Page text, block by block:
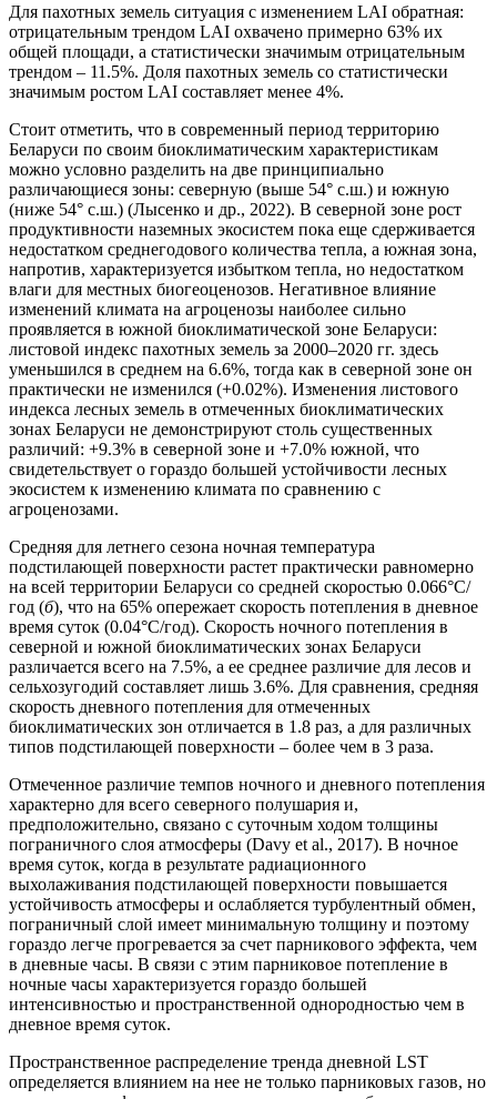
Для пахотных земель ситуация с изменением LAI обратная:
отрицательным трендом LAI охвачено примерно 63% их
общей площади, а статистически значимым отрицательным
трендом – 11.5%. Доля пахотных земель со статистически
значимым ростом LAI составляет менее 4%.
Стоит отметить, что в современный период территорию
Беларуси по своим биоклиматическим характеристикам
можно условно разделить на две принципиально
различающиеся зоны: северную (выше 54° с.ш.) и южную
(ниже 54° с.ш.) (Лысенко и др., 2022). В северной зоне рост
продуктивности наземных экосистем пока еще сдерживается
недостатком среднегодового количества тепла, а южная зона,
напротив, характеризуется избытком тепла, но недостатком
влаги для местных биогеоценозов. Негативное влияние
изменений климата на агроценозы наиболее сильно
проявляется в южной биоклиматической зоне Беларуси:
листовой индекс пахотных земель за 2000–2020 гг. здесь
уменьшился в среднем на 6.6%, тогда как в северной зоне он
практически не изменился (+0.02%). Изменения листового
индекса лесных земель в отмеченных биоклиматических
зонах Беларуси не демонстрируют столь существенных
различий: +9.3% в северной зоне и +7.0% южной, что
свидетельствует о гораздо большей устойчивости лесных
экосистем к изменению климата по сравнению с
агроценозами.
Средняя для летнего сезона ночная температура
подстилающей поверхности растет практически равномерно
на всей территории Беларуси со средней скоростью 0.066°C/
год (б), что на 65% опережает скорость потепления в дневное
время суток (0.04°С/год). Скорость ночного потепления в
северной и южной биоклиматических зонах Беларуси
различается всего на 7.5%, а ее среднее различие для лесов и
сельхозугодий составляет лишь 3.6%. Для сравнения, средняя
скорость дневного потепления для отмеченных
биоклиматических зон отличается в 1.8 раз, а для различных
типов подстилающей поверхности – более чем в 3 раза.
Отмеченное различие темпов ночного и дневного потепления
характерно для всего северного полушария и,
предположительно, связано с суточным ходом толщины
пограничного слоя атмосферы (Davy et al., 2017). В ночное
время суток, когда в результате радиационного
выхолаживания подстилающей поверхности повышается
устойчивость атмосферы и ослабляется турбулентный обмен,
пограничный слой имеет минимальную толщину и поэтому
гораздо легче прогревается за счет парникового эффекта, чем
в дневные часы. В связи с этим парниковое потепление в
ночные часы характеризуется гораздо большей
интенсивностью и пространственной однородностью чем в
дневное время суток.
Пространственное распределение тренда дневной LST
определяется влиянием на нее не только парниковых газов, но